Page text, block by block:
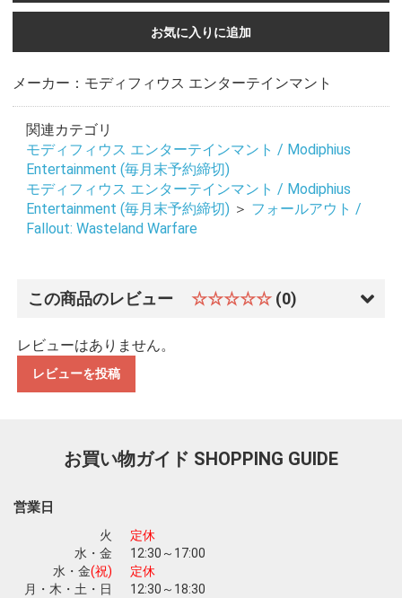
お気に入りに追加
メーカー：モディフィウス エンターテインマント
関連カテゴリ
モディフィウス エンターテインマント / Modiphius
Entertainment (毎月末予約締切)
モディフィウス エンターテインマント / Modiphius
Entertainment (毎月末予約締切) ＞ フォールアウト /
Fallout: Wasteland Warfare
この商品のレビュー ☆☆☆☆☆ (0)
レビューはありません。
レビューを投稿
お買い物ガイド SHOPPING GUIDE
営業日
火
定休
水・金
12:30～17:00
水・金(祝)
定休
月・木・土・日
12:30～18:30